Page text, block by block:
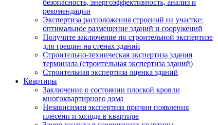
безопасность, энергоэффективность, анализ и
рекомендации
Экспертиза расположения строений на участке:
оптимальное размещение зданий и сооружений
Получите заключение по строительной экспертизе
для трещин на стенах зданий
Строительно-техническая экспертиза здания
терминала (строительная экспертиза зданий)
Строительная экспертиза оценка зданий
Квартиры
Заключение о состоянии плоской кровли
многоквартирного дома
Независимая экспертиза причин появления
плесени и холода в квартире